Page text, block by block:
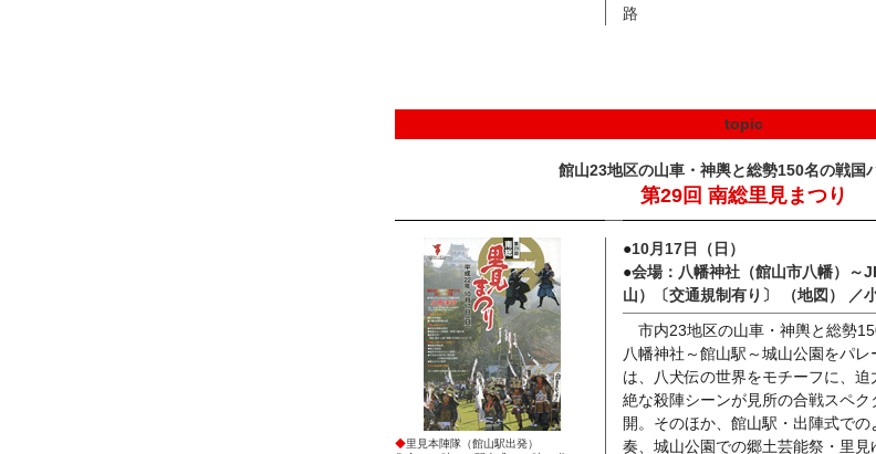
路
topic
館山23地区の山車・神輿と総勢150名の戦国
第29回 南総里見まつり
◆里見本陣隊（館山駅出発）
●10月17日（日）
●会場：八幡神社（館山市八幡）～
山）〔交通規制有り〕
（地図）
／
市内23地区の山車・神輿と総勢
八幡神社～館山駅～城山公園をパ
は、八犬伝の世界をモチーフに、
絶な殺陣シーンが見所の合戦スペ
開。そのほか、館山駅・出陣式で
奏、城山公園での郷土芸能祭・里